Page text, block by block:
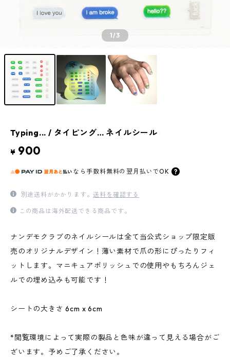
1/3
Typing... / タイピング… ネイルシール
¥ 900
なら 手数料無料の 翌月払いでOK
別途送料がかかります。送料を確認する
この商品は海外配送できる商品です。
ナンデモクラブのネイルシールは全て当公式ショップ限定販
売のオリジナルデザイン！薄い素材で爪の形にぴったりフィ
ットします。マニキュアポリッシュでの使用やもちろんジェ
ルでの埋め込みも可能です！
シートの大きさ 6cm x 6cm
*閲覧環境によって実際の製品と色味が違って見える場合がご
ざいます。予めご了承ください。